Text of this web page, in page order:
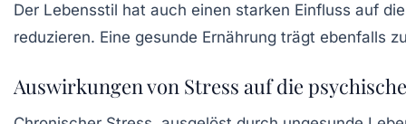
Der Lebensstil hat auch einen starken Einfluss auf
reduzieren. Eine gesunde Ernährung trägt ebenfalls
Auswirkungen von Stress auf die